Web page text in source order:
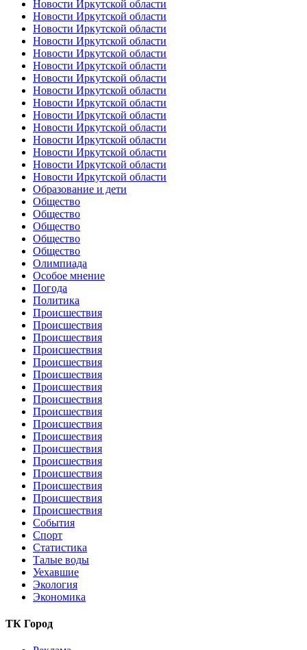
Новости Иркутской области
Новости Иркутской области
Новости Иркутской области
Новости Иркутской области
Новости Иркутской области
Новости Иркутской области
Новости Иркутской области
Новости Иркутской области
Новости Иркутской области
Новости Иркутской области
Новости Иркутской области
Новости Иркутской области
Новости Иркутской области
Новости Иркутской области
Новости Иркутской области
Образование и дети
Общество
Общество
Общество
Общество
Общество
Олимпиада
Особое мнение
Погода
Политика
Происшествия
Происшествия
Происшествия
Происшествия
Происшествия
Происшествия
Происшествия
Происшествия
Происшествия
Происшествия
Происшествия
Происшествия
Происшествия
Происшествия
Происшествия
Происшествия
Происшествия
События
Спорт
Статистика
Талые воды
Уехавшие
Экология
Экономика
ТК Город